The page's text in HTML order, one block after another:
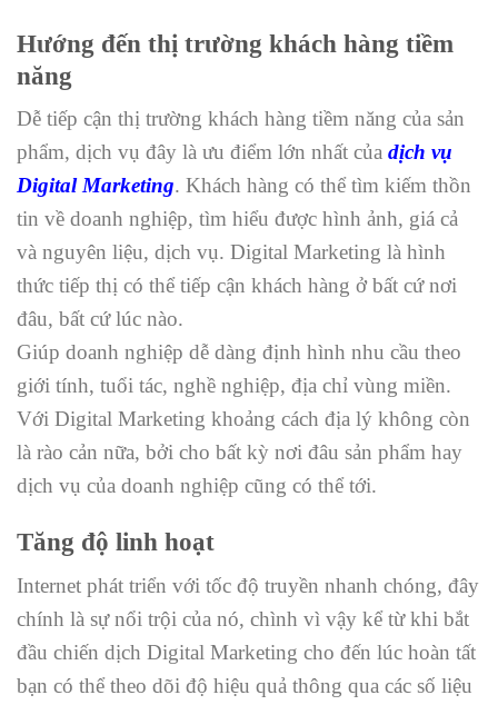
Hướng đến thị trường khách hàng tiềm
năng
Dễ tiếp cận thị trường khách hàng tiềm năng của sản
phẩm, dịch vụ đây là ưu điểm lớn nhất của dịch vụ
Digital Marketing. Khách hàng có thể tìm kiếm thồn
tin về doanh nghiệp, tìm hiểu được hình ảnh, giá cả
và nguyên liệu, dịch vụ. Digital Marketing là hình
thức tiếp thị có thể tiếp cận khách hàng ở bất cứ nơi
đâu, bất cứ lúc nào.
Giúp doanh nghiệp dễ dàng định hình nhu cầu theo
giới tính, tuổi tác, nghề nghiệp, địa chỉ vùng miền.
Với Digital Marketing khoảng cách địa lý không còn
là rào cản nữa, bởi cho bất kỳ nơi đâu sản phẩm hay
dịch vụ của doanh nghiệp cũng có thể tới.
Tăng độ linh hoạt
Internet phát triển với tốc độ truyền nhanh chóng, đây
chính là sự nổi trội của nó, chình vì vậy kể từ khi bắt
đầu chiến dịch Digital Marketing cho đến lúc hoàn tất
bạn có thể theo dõi độ hiệu quả thông qua các số liệu